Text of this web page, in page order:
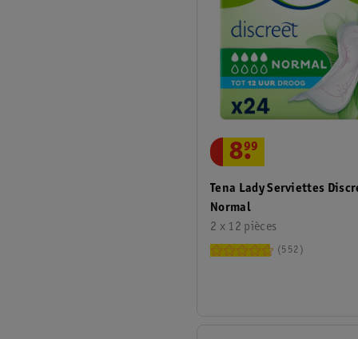
Tena Lady Serviettes
Normal
2 x 12 pièces
8.
99
552